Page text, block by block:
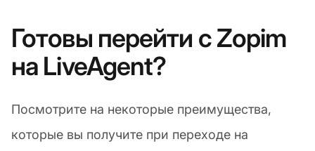
Готовы перейти с Zopim
на LiveAgent?
Посмотрите на некоторые преимущества,
которые вы получите при переходе на